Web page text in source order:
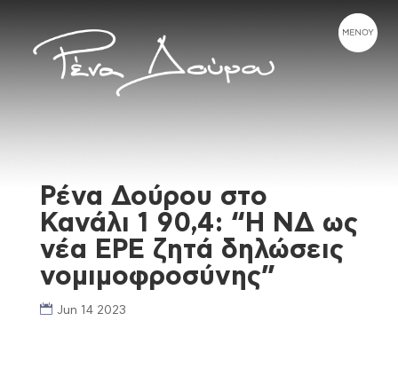
Ρένα Δούρου στο
Κανάλι 1 90,4: “Η ΝΔ ως
νέα ΕΡΕ ζητά δηλώσεις
νομιμοφροσύνης”
Jun 14 2023